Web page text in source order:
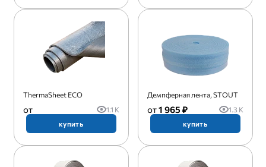
ТhermaSheet ECO
1.1 K
купить
Демпферная лента, STOUT
1 965 ₽
1.3 K
купить